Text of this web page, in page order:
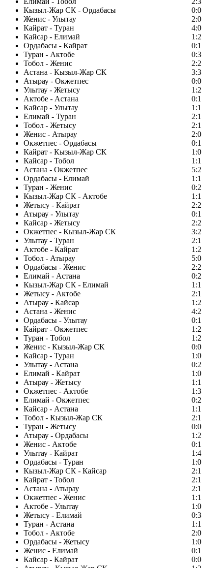
Кызыл-Жар СК - Ордабасы
0:0
Женис - Улытау
2:0
Кайрат - Туран
4:0
Кайсар - Елимай
1:2
Ордабасы - Кайрат
0:1
Туран - Актобе
0:3
Тобол - Женис
2:2
Астана - Кызыл-Жар СК
3:3
Атырау - Окжетпес
0:0
Улытау - Жетысу
1:2
Актобе - Астана
0:1
Кайсар - Улытау
1:1
Елимай - Туран
2:1
Тобол - Жетысу
2:1
Женис - Атырау
2:0
Окжетпес - Ордабасы
0:1
Кайрат - Кызыл-Жар СК
1:0
Кайсар - Тобол
1:1
Астана - Окжетпес
5:2
Ордабасы - Елимай
1:1
Туран - Женис
0:2
Кызыл-Жар СК - Актобе
1:1
Жетысу - Кайрат
2:2
Атырау - Улытау
0:1
Кайсар - Жетысу
2:2
Окжетпес - Кызыл-Жар СК
3:2
Улытау - Туран
2:1
Актобе - Кайрат
1:2
Тобол - Атырау
5:0
Ордабасы - Женис
2:2
Елимай - Астана
0:2
Кызыл-Жар СК - Елимай
1:1
Жетысу - Актобе
2:1
Атырау - Кайсар
1:2
Астана - Женис
4:2
Ордабасы - Улытау
0:1
Кайрат - Окжетпес
1:2
Туран - Тобол
1:2
Женис - Кызыл-Жар СК
0:0
Кайсар - Туран
1:0
Улытау - Астана
0:2
Елимай - Кайрат
1:0
Атырау - Жетысу
1:1
Окжетпес - Актобе
1:3
Елимай - Окжетпес
0:2
Кайсар - Астана
1:1
Тобол - Кызыл-Жар СК
2:1
Туран - Жетысу
0:0
Атырау - Ордабасы
1:2
Женис - Актобе
0:1
Улытау - Кайрат
1:4
Ордабасы - Туран
1:0
Кызыл-Жар СК - Кайсар
2:1
Кайрат - Тобол
2:1
Астана - Атырау
2:1
Окжетпес - Женис
1:1
Актобе - Улытау
1:0
Жетысу - Елимай
0:3
Туран - Астана
1:1
Тобол - Актобе
2:0
Ордабасы - Жетысу
1:0
Женис - Елимай
0:1
Кайсар - Кайрат
0:0